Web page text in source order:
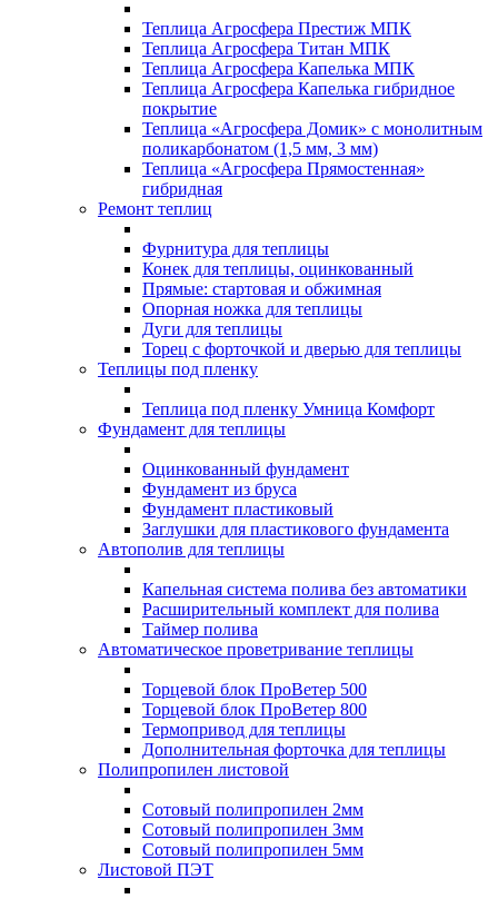
Теплица Агросфера Престиж МПК
Теплица Агросфера Титан МПК
Теплица Агросфера Капелька МПК
Теплица Агросфера Капелька гибридное
покрытие
Теплица «Агросфера Домик» с монолитным
поликарбонатом (1,5 мм, 3 мм)
Теплица «Агросфера Прямостенная»
гибридная
Ремонт теплиц
Фурнитура для теплицы
Конек для теплицы, оцинкованный
Прямые: стартовая и обжимная
Опорная ножка для теплицы
Дуги для теплицы
Торец с форточкой и дверью для теплицы
Теплицы под пленку
Теплица под пленку Умница Комфорт
Фундамент для теплицы
Оцинкованный фундамент
Фундамент из бруса
Фундамент пластиковый
Заглушки для пластикового фундамента
Автополив для теплицы
Капельная система полива без автоматики
Расширительный комплект для полива
Таймер полива
Автоматическое проветривание теплицы
Торцевой блок ПроВетер 500
Торцевой блок ПроВетер 800
Термопривод для теплицы
Дополнительная форточка для теплицы
Полипропилен листовой
Сотовый полипропилен 2мм
Сотовый полипропилен 3мм
Сотовый полипропилен 5мм
Листовой ПЭТ